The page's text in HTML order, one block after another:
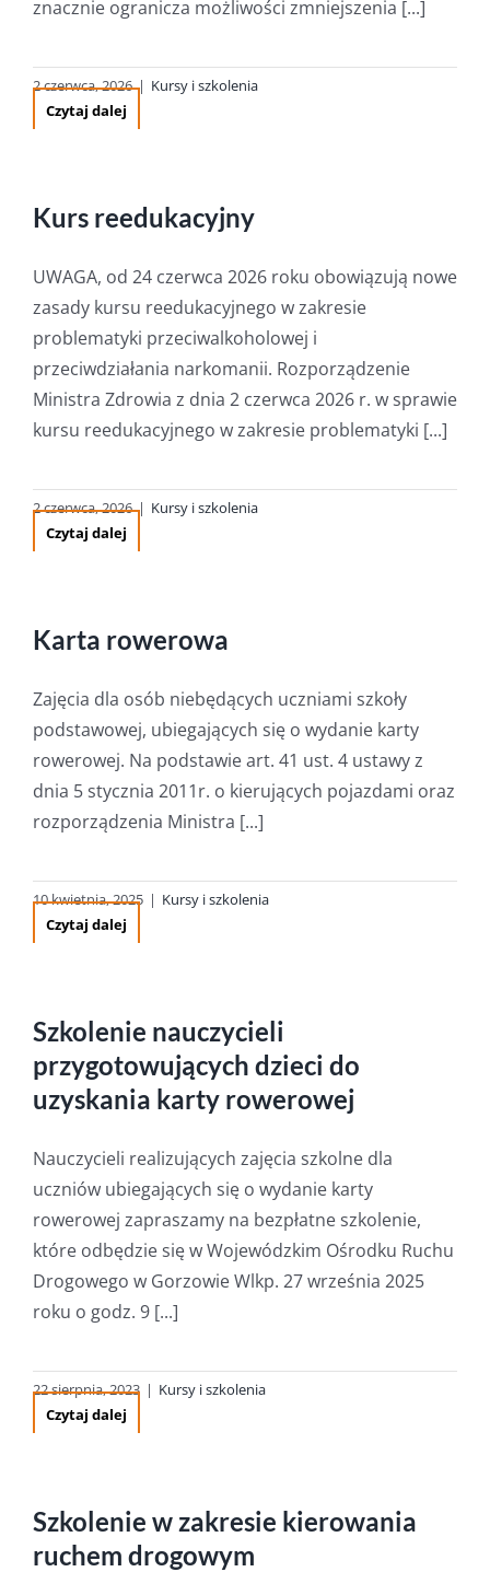
znacznie ogranicza możliwości zmniejszenia [...]
2 czerwca, 2026 | Kursy i szkolenia
Czytaj dalej
Kurs reedukacyjny
UWAGA, od 24 czerwca 2026 roku obowiązują nowe
zasady kursu reedukacyjnego w zakresie
problematyki przeciwalkoholowej i
przeciwdziałania narkomanii. Rozporządzenie
Ministra Zdrowia z dnia 2 czerwca 2026 r. w sprawie
kursu reedukacyjnego w zakresie problematyki [...]
2 czerwca, 2026 | Kursy i szkolenia
Czytaj dalej
Karta rowerowa
Zajęcia dla osób niebędących uczniami szkoły
podstawowej, ubiegających się o wydanie karty
rowerowej. Na podstawie art. 41 ust. 4 ustawy z
dnia 5 stycznia 2011r. o kierujących pojazdami oraz
rozporządzenia Ministra [...]
10 kwietnia, 2025 | Kursy i szkolenia
Czytaj dalej
Szkolenie nauczycieli
przygotowujących dzieci do
uzyskania karty rowerowej
Nauczycieli realizujących zajęcia szkolne dla
uczniów ubiegających się o wydanie karty
rowerowej zapraszamy na bezpłatne szkolenie,
które odbędzie się w Wojewódzkim Ośrodku Ruchu
Drogowego w Gorzowie Wlkp. 27 września 2025
roku o godz. 9 [...]
22 sierpnia, 2023 | Kursy i szkolenia
Czytaj dalej
Szkolenie w zakresie kierowania
ruchem drogowym